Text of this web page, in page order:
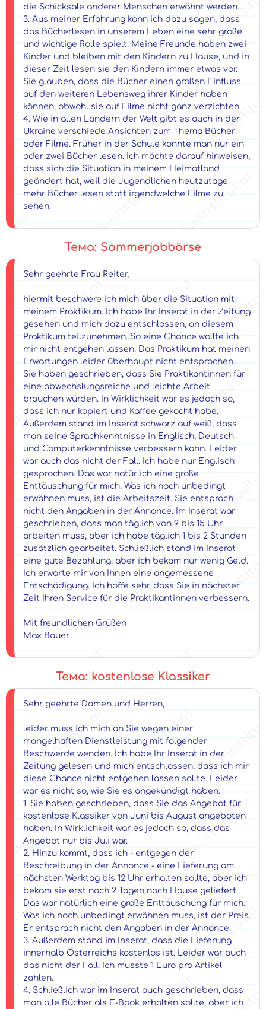
die Schicksale anderer Menschen erwähnt werden.
3. Aus meiner Erfahrung kann ich dazu sagen, dass
das Bücherlesen in unserem Leben eine sehr große
und wichtige Rolle spielt. Meine Freunde haben zwei
Kinder und bleiben mit den Kindern zu Hause, und in
dieser Zeit lesen sie den Kindern immer etwas vor.
Sie glauben, dass die Bücher einen großen Einfluss
auf den weiteren Lebensweg ihrer Kinder haben
können, obwohl sie auf Filme nicht ganz verzichten.
4. Wie in allen Ländern der Welt gibt es auch in der
Ukraine verschiede Ansichten zum Thema Bücher
oder Filme. Früher in der Schule konnte man nur ein
oder zwei Bücher lesen. Ich möchte darauf hinweisen,
dass sich die Situation in meinem Heimatland
geändert hat, weil die Jugendlichen heutzutage
mehr Bücher lesen statt irgendwelche Filme zu
sehen.
Тема: Sommerjobbörse
Sehr geehrte Frau Reiter,
hiermit beschwere ich mich über die Situation mit
meinem Praktikum. Ich habe Ihr Inserat in der Zeitung
gesehen und mich dazu entschlossen, an diesem
Praktikum teilzunehmen. So eine Chance wollte ich
mir nicht entgehen lassen. Das Praktikum hat meinen
Erwartungen leider überhaupt nicht entsprochen.
Sie haben geschrieben, dass Sie Praktikantinnen für
eine abwechslungsreiche und leichte Arbeit
brauchen würden. In Wirklichkeit war es jedoch so,
dass ich nur kopiert und Kaffee gekocht habe.
Außerdem stand im Inserat schwarz auf weiß, dass
man seine Sprachkenntnisse in Englisch, Deutsch
und Computerkenntnisse verbessern kann. Leider
war auch das nicht der Fall. Ich habe nur Englisch
gesprochen. Das war natürlich eine große
Enttäuschung für mich. Was ich noch unbedingt
erwähnen muss, ist die Arbeitszeit. Sie entsprach
nicht den Angaben in der Annonce. Im Inserat war
geschrieben, dass man täglich von 9 bis 15 Uhr
arbeiten muss, aber ich habe täglich 1 bis 2 Stunden
zusätzlich gearbeitet. Schließlich stand im Inserat
eine gute Bezahlung, aber ich bekam nur wenig Geld.
Ich erwarte mir von Ihnen eine angemessene
Entschädigung. Ich hoffe sehr, dass Sie in nächster
Zeit Ihren Service für die Praktikantinnen verbessern.
Mit freundlichen Grüßen
Max Bauer
Тема: kostenlose Klassiker
Sehr geehrte Damen und Herren,
leider muss ich mich an Sie wegen einer
mangelhaften Dienstleistung mit folgender
Beschwerde wenden. Ich habe Ihr Inserat in der
Zeitung gelesen und mich entschlossen, dass ich mir
diese Chance nicht entgehen lassen sollte. Leider
war es nicht so, wie Sie es angekündigt haben.
1. Sie haben geschrieben, dass Sie das Angebot für
kostenlose Klassiker von Juni bis August angeboten
haben. In Wirklichkeit war es jedoch so, dass das
Angebot nur bis Juli war.
2. Hinzu kommt, dass ich - entgegen der
Beschreibung in der Annonce - eine Lieferung am
nächsten Werktag bis 12 Uhr erhalten sollte, aber ich
bekam sie erst nach 2 Tagen nach Hause geliefert.
Das war natürlich eine große Enttäuschung für mich.
Was ich noch unbedingt erwähnen muss, ist der Preis.
Er entsprach nicht den Angaben in der Annonce.
3. Außerdem stand im Inserat, dass die Lieferung
innerhalb Österreichs kostenlos ist. Leider war auch
das nicht der Fall. Ich musste 1 Euro pro Artikel
zahlen.
4. Schließlich war im Inserat auch geschrieben, dass
man alle Bücher als E-Book erhalten sollte, aber ich